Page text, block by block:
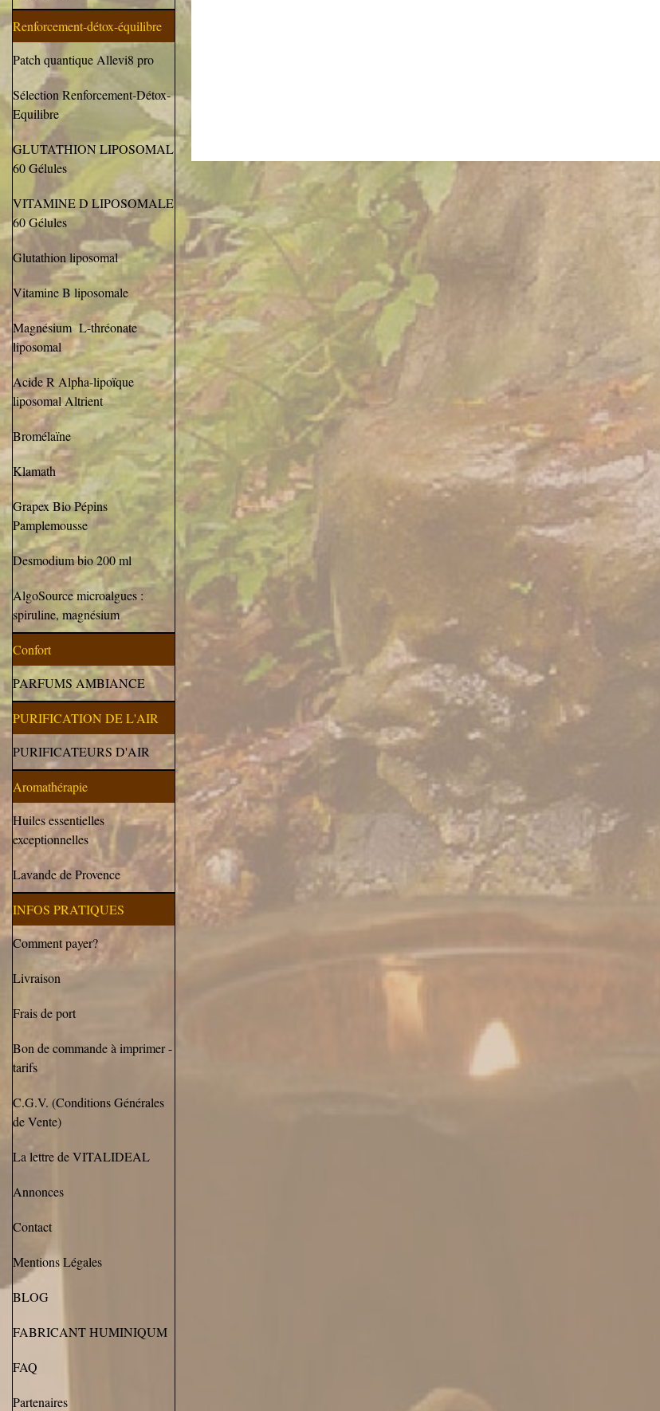
Renforcement-détox-équilibre
Patch quantique Allevi8 pro
Sélection Renforcement-Détox-
Equilibre
GLUTATHION LIPOSOMAL
60 Gélules
VITAMINE D LIPOSOMALE
60 Gélules
Glutathion liposomal
Vitamine B liposomale
Magnésium L-thréonate
liposomal
Acide R Alpha-lipoïque
liposomal Altrient
Bromélaïne
Klamath
Grapex Bio Pépins
Pamplemousse
Desmodium bio 200 ml
AlgoSource microalgues :
spiruline, magnésium
Confort
PARFUMS AMBIANCE
PURIFICATION DE L'AIR
PURIFICATEURS D'AIR
Aromathérapie
Huiles essentielles
exceptionnelles
Lavande de Provence
INFOS PRATIQUES
Comment payer?
Livraison
Frais de port
Bon de commande à imprimer -
tarifs
C.G.V. (Conditions Générales
de Vente)
La lettre de VITALIDEAL
Annonces
Contact
Mentions Légales
BLOG
FABRICANT HUMINIQUM
FAQ
Partenaires